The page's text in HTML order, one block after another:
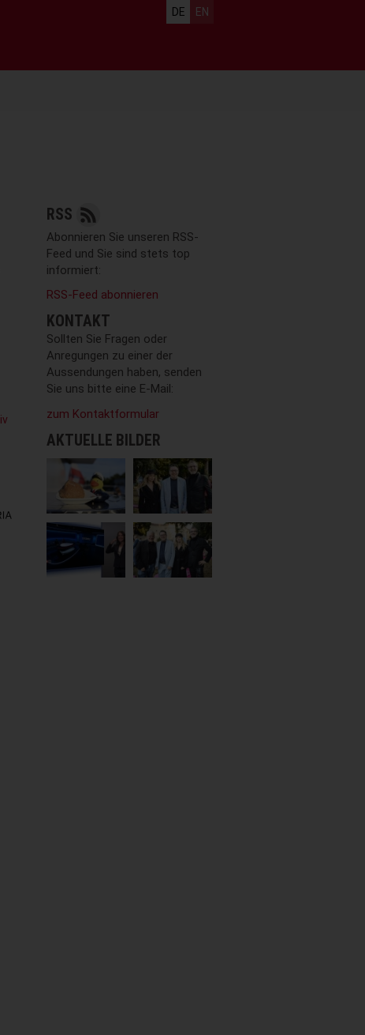
Sprachauswahl
DE EN
RSS
Abonnieren Sie unseren RSS-
Feed und Sie sind stets top
informiert:
RSS-Feed abonnieren
KONTAKT
Sollten Sie Fragen oder
Anregungen zu einer der
Aussendungen haben, senden
Sie uns bitte eine E-Mail:
zum Kontaktformular
AKTUELLE BILDER